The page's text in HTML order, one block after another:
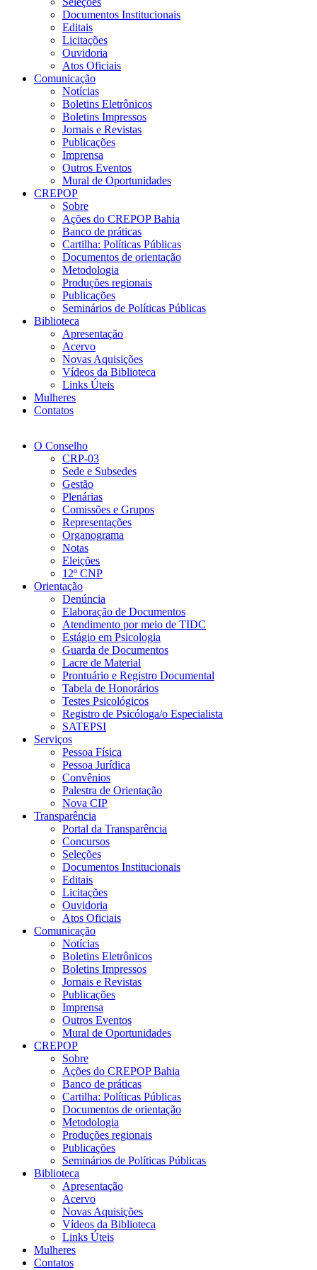
Documentos Institucionais
Editais
Licitações
Ouvidoria
Atos Oficiais
Comunicação
Notícias
Boletins Eletrônicos
Boletins Impressos
Jornais e Revistas
Publicações
Imprensa
Outros Eventos
Mural de Oportunidades
CREPOP
Sobre
Ações do CREPOP Bahia
Banco de práticas
Cartilha: Políticas Públicas
Documentos de orientação
Metodologia
Produções regionais
Publicações
Seminários de Políticas Públicas
Biblioteca
Apresentação
Acervo
Novas Aquisições
Vídeos da Biblioteca
Links Úteis
Mulheres
Contatos
O Conselho
CRP-03
Sede e Subsedes
Gestão
Plenárias
Comissões e Grupos
Representações
Organograma
Notas
Eleições
12º CNP
Orientação
Denúncia
Elaboração de Documentos
Atendimento por meio de TIDC
Estágio em Psicologia
Guarda de Documentos
Lacre de Material
Prontuário e Registro Documental
Tabela de Honorários
Testes Psicológicos
Registro de Psicóloga/o Especialista
SATEPSI
Serviços
Pessoa Física
Pessoa Jurídica
Convênios
Palestra de Orientação
Nova CIP
Transparência
Portal da Transparência
Concursos
Seleções
Documentos Institucionais
Editais
Licitações
Ouvidoria
Atos Oficiais
Comunicação
Notícias
Boletins Eletrônicos
Boletins Impressos
Jornais e Revistas
Publicações
Imprensa
Outros Eventos
Mural de Oportunidades
CREPOP
Sobre
Ações do CREPOP Bahia
Banco de práticas
Cartilha: Políticas Públicas
Documentos de orientação
Metodologia
Produções regionais
Publicações
Seminários de Políticas Públicas
Biblioteca
Apresentação
Acervo
Novas Aquisições
Vídeos da Biblioteca
Links Úteis
Mulheres
Contatos